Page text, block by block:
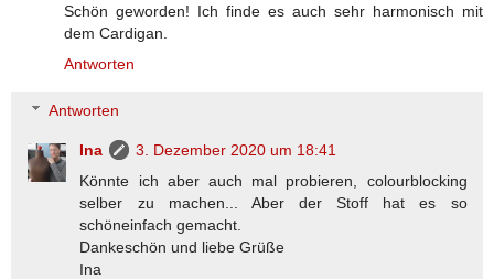
Schön geworden! Ich finde es auch sehr harmonisch mit
dem Cardigan.
Antworten
Antworten
Ina
3. Dezember 2020 um 18:41
Könnte ich aber auch mal probieren, colourblocking
selber zu machen... Aber der Stoff hat es so
schöneinfach gemacht.
Dankeschön und liebe Grüße
Ina